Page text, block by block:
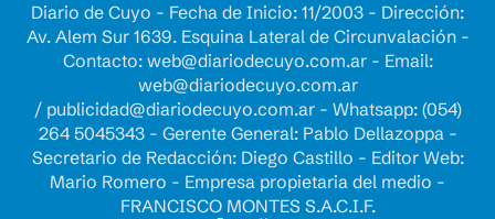
Diario de Cuyo - Fecha de Inicio: 11/2003 - Dirección:
Av. Alem Sur 1639. Esquina Lateral de Circunvalación -
Contacto: web@diariodecuyo.com.ar- Email:
web@diariodecuyo.com.ar
/ publicidad@diariodecuyo.com.ar- Whatsapp: (054)
264 5045343 - Gerente General: Pablo Dellazoppa -
Secretario de Redacción: Diego Castillo - Editor Web:
Mario Romero - Empresa propietaria del medio -
FRANCISCO MONTES S.A.C.I.F.